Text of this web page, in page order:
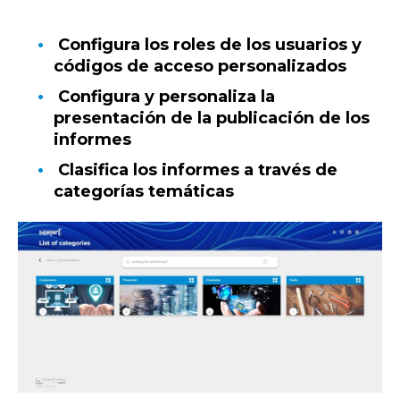
Configura los roles de los usuarios y
códigos de acceso personalizados
Configura y personaliza la
presentación de la publicación de los
informes
Clasifica los informes a través de
categorías temáticas